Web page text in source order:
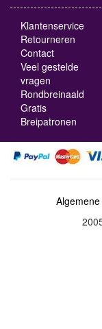
Klantenservice
Retourneren
Contact
Veel gestelde
vragen
Rondbreinaald
Gratis
Breipatronen